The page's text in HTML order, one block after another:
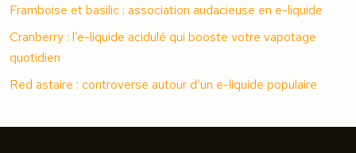
Framboise et basilic : association audacieuse en e-liquide
Cranberry : l’e-liquide acidulé qui booste votre vapotage
quotidien
Red astaire : controverse autour d’un e-liquide populaire